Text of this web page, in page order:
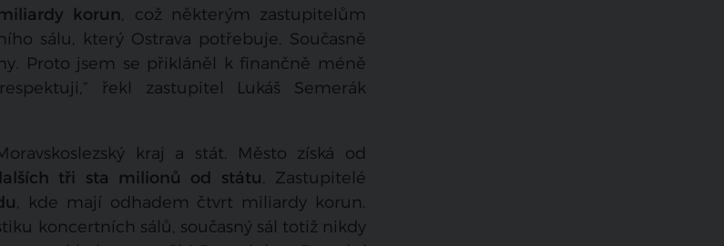
korun, což některým zastupitelům
sálu, který Ostrava potřebuje. Současně
Proto jsem se přikláněl k finančně méně
řekl zastupitel Lukáš Semerák
kraj a stát. Město získá od
tři sta milionů od státu. Zastupitelé
, kde mají odhadem čtvrt miliardy korun.
koncertních sálů, současný sál totiž nikdy